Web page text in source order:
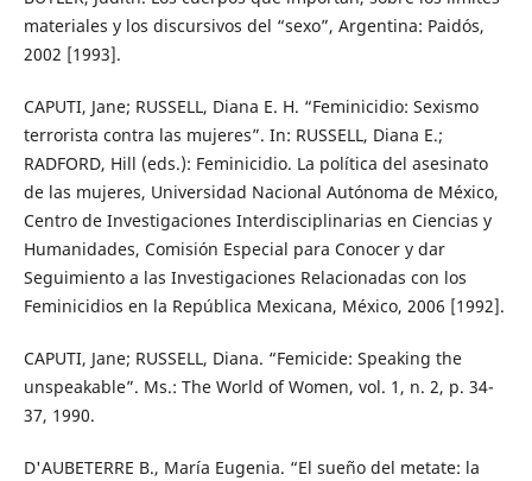
materiales y los discursivos del “sexo”, Argentina: Paidós,
2002 [1993].
CAPUTI, Jane; RUSSELL, Diana E. H. “Feminicidio: Sexismo
terrorista contra las mujeres”. In: RUSSELL, Diana E.;
RADFORD, Hill (eds.): Feminicidio. La política del asesinato
de las mujeres, Universidad Nacional Autónoma de México,
Centro de Investigaciones Interdisciplinarias en Ciencias y
Humanidades, Comisión Especial para Conocer y dar
Seguimiento a las Investigaciones Relacionadas con los
Feminicidios en la República Mexicana, México, 2006 [1992].
CAPUTI, Jane; RUSSELL, Diana. “Femicide: Speaking the
unspeakable”. Ms.: The World of Women, vol. 1, n. 2, p. 34-
37, 1990.
D'AUBETERRE B., María Eugenia. “El sueño del metate: la